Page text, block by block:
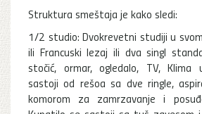
Struktura smeštaja je kako sledi:
1/2 studio: Dvokrevetni studiji u
ili Francuski lezaj ili dva singl
stočić, ormar, ogledalo, TV, Klima
sastoji od rešoa sa dve ringle,
komorom za zamrzavanje i